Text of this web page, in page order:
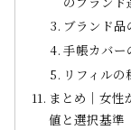
ブランド
手帳カバー
リフィル
まとめ｜女性
値と選択基準